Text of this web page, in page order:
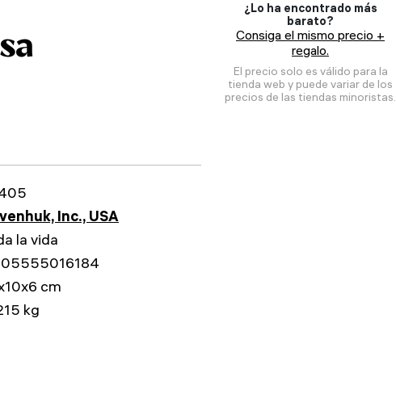
¿Lo ha encontrado más
barato?
Consiga el mismo precio +
regalo.
El precio solo es válido para la
tienda web y puede variar de los
precios de las tiendas minoristas.
Inc., USA
la vida
cm
kg